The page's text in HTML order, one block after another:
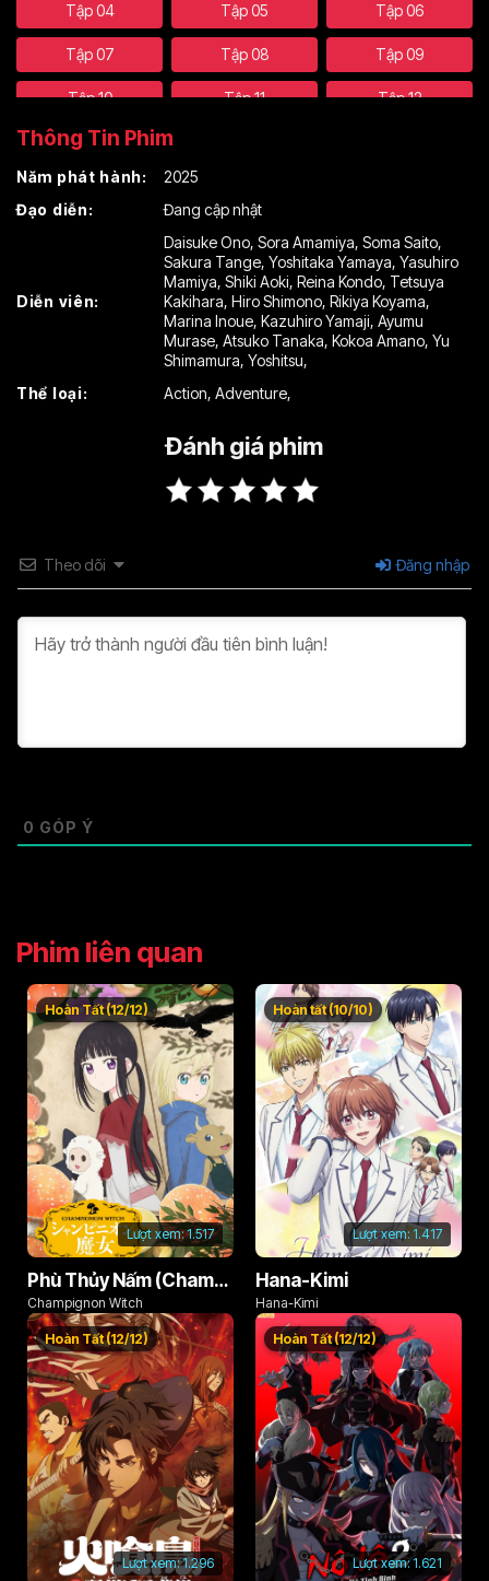
Tập 04 Tập 05 Tập 06
Tập 07 Tập 08 Tập 09
Tập 10 Tập 11 Tập 12
Thông Tin Phim
Năm phát hành:
2025
Đạo diễn:
Đang cập nhật
Diễn viên:
Daisuke Ono, Sora Amamiya, Soma Saito,
Sakura Tange, Yoshitaka Yamaya, Yasuhiro
Mamiya, Shiki Aoki, Reina Kondo, Tetsuya
Kakihara, Hiro Shimono, Rikiya Koyama,
Marina Inoue, Kazuhiro Yamaji, Ayumu
Murase, Atsuko Tanaka, Kokoa Amano, Yu
Shimamura, Yoshitsu,
Thể loại:
Action, Adventure,
Đánh giá phim
Theo dõi Đăng nhập
0 GÓP Ý
Phim liên quan
Lượt xem:1.517
Hoàn Tất (12/12)
Phù Thủy Nấm (Champignon no Majo)
Champignon Witch
Lượt xem: 1.417
Hoàn tất (10/10)
Hana-Kimi
Hana-Kimi
Lượt xem:1.296
Hoàn Tất (12/12)
Lượt xem: 1.621
Hoàn Tất (12/12)